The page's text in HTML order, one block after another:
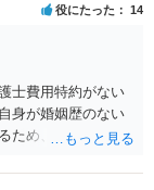
役にたった 14
士費用特約がない
身が婚姻歴のない
ため、まだ確認し
調停という手続き